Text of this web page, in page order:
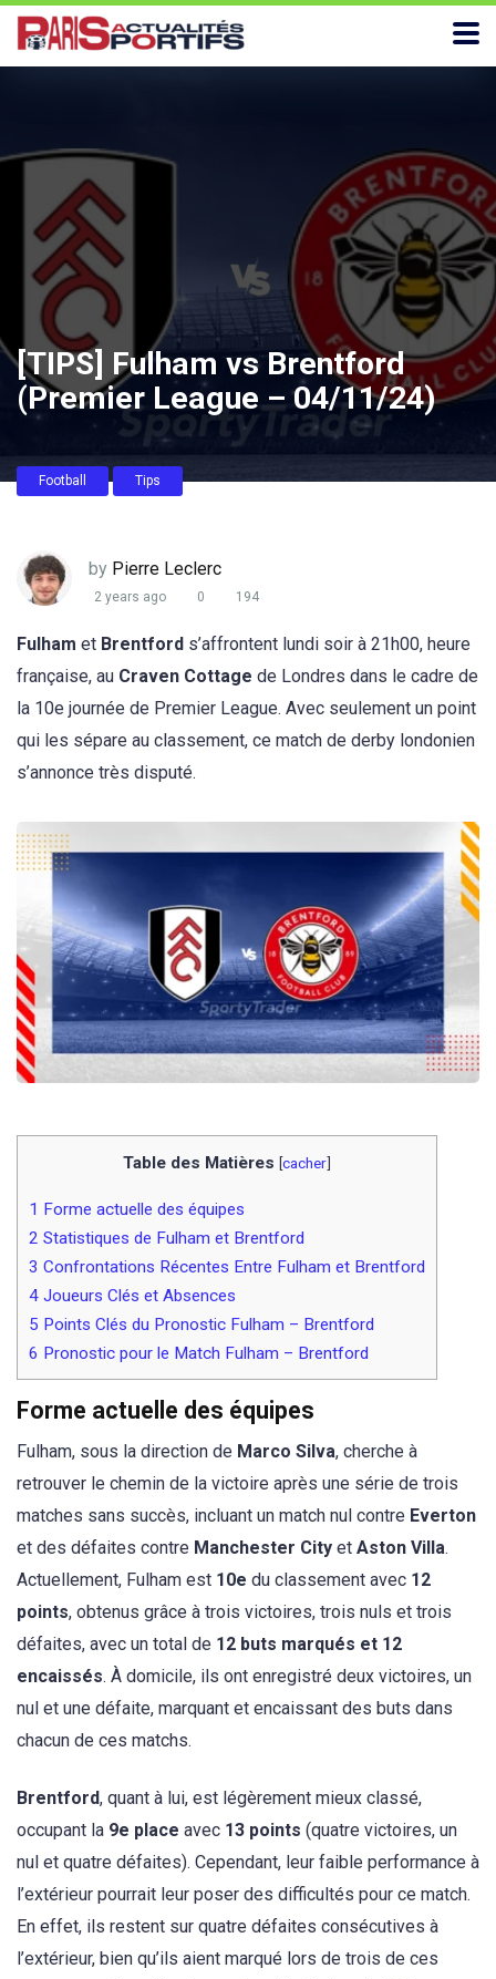
[TIPS] Fulham vs Brentford
(Premier League – 04/11/24)
Football Tips
by Pierre Leclerc
2 years ago 0 194
Fulham et Brentford s’affrontent lundi soir à 21h00, heure
française, au Craven Cottage de Londres dans le cadre de
la 10e journée de Premier League. Avec seulement un point
qui les sépare au classement, ce match de derby londonien
s’annonce très disputé.
Table des Matières [cacher]
1 Forme actuelle des équipes
2 Statistiques de Fulham et Brentford
3 Confrontations Récentes Entre Fulham et Brentford
4 Joueurs Clés et Absences
5 Points Clés du Pronostic Fulham – Brentford
6 Pronostic pour le Match Fulham – Brentford
Forme actuelle des équipes
Fulham, sous la direction de Marco Silva, cherche à
retrouver le chemin de la victoire après une série de trois
matches sans succès, incluant un match nul contre Everton
et des défaites contre Manchester City et Aston Villa.
Actuellement, Fulham est 10e du classement avec 12
points, obtenus grâce à trois victoires, trois nuls et trois
défaites, avec un total de 12 buts marqués et 12
encaissés. À domicile, ils ont enregistré deux victoires, un
nul et une défaite, marquant et encaissant des buts dans
chacun de ces matchs.
Brentford, quant à lui, est légèrement mieux classé,
occupant la 9e place avec 13 points (quatre victoires, un
nul et quatre défaites). Cependant, leur faible performance à
l’extérieur pourrait leur poser des difficultés pour ce match.
En effet, ils restent sur quatre défaites consécutives à
l’extérieur, bien qu’ils aient marqué lors de trois de ces